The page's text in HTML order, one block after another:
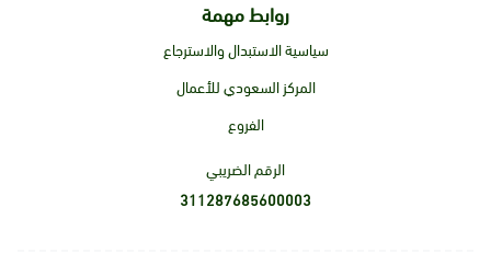
روابط مهمة
سياسية الاستبدال والاسترجاع
المركز السعودي للأعمال
الفروع
الرقم الضريبي
311287685600003